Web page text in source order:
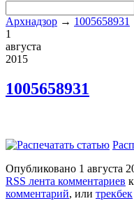
Архнадзор → 1005658931
1
августа
2015
1005658931
Опубликовано 1 августа
RSS лента комментариев
комментарий, или трекбек